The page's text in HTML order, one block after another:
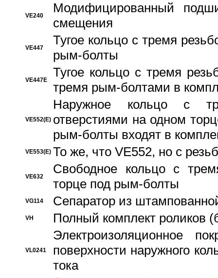
VE240
Модифицированный
смещения
VE447
Тугое кольцо с тремя
рым-болты
VE447E
Тугое кольцо с тремя
тремя рым-болтами в
VE552(E)
Наружное кольцо с
отверстиями на одном
рым-болты входят в
VE553(E) То же, что VE552, но с
VE632
Свободное кольцо с
торце под рым-болты
VG114 Сепаратор из
VH Полный комплект роликов
VL0241
Электроизоляционное
поверхности наружного
тока